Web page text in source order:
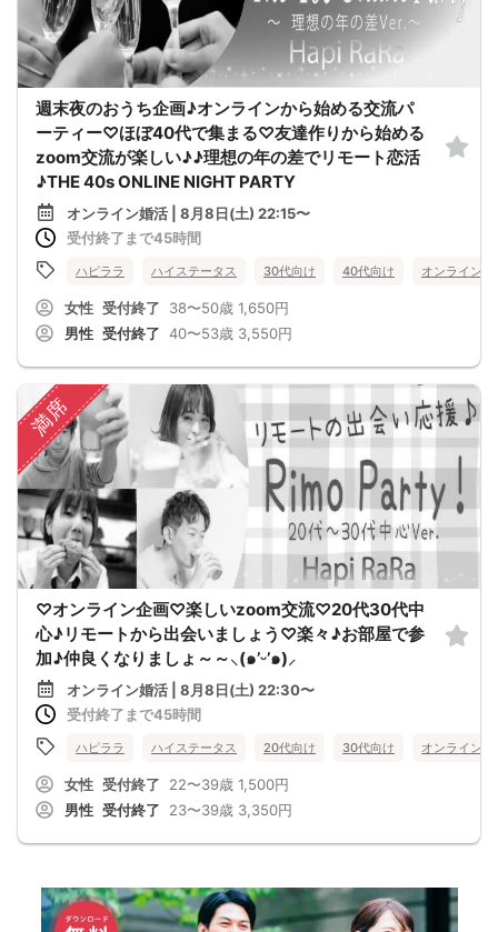
週末夜のおうち企画♪オンラインから始める交流パ
ーティー♡ほぼ40代で集まる♡友達作りから始める
zoom交流が楽しい♪♪理想の年の差でリモート恋活
♪THE 40s ONLINE NIGHT PARTY
オンライン婚活 | 8月8日(土) 22:15〜
受付終了まで45時間
ハピララ ハイステータス 30代向け 40代向け オンライン婚
女性 受付終了 38〜50歳 1,650円
男性 受付終了 40〜53歳 3,550円
満席
♡オンライン企画♡楽しいzoom交流♡20代30代中
心♪リモートから出会いましょう♡楽々♪お部屋で参
加♪仲良くなりましょ～～⸜(๑’ᵕ’๑)⸝
オンライン婚活 | 8月8日(土) 22:30〜
受付終了まで45時間
ハピララ ハイステータス 20代向け 30代向け オンライン婚
女性 受付終了 22〜39歳 1,500円
男性 受付終了 23〜39歳 3,350円